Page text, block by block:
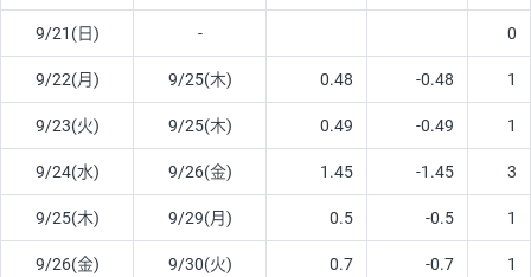
9/21(日) - 0
9/22(月) 9/25(木) 0.48 -0.48 1
9/23(火) 9/25(木) 0.49 -0.49 1
9/24(水) 9/26(金) 1.45 -1.45 3
9/25(木) 9/29(月) 0.5 -0.5 1
9/26(金) 9/30(火) 0.7 -0.7 1